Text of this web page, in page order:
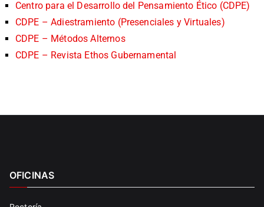
Centro para el Desarrollo del Pensamiento Ético (CDPE)
CDPE – Adiestramiento (Presenciales y Virtuales)
CDPE – Métodos Alternos
CDPE – Revista Ethos Gubernamental
OFICINAS